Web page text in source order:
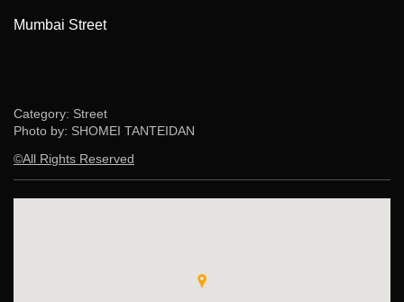
Mumbai Street
Category: Street
Photo by: SHOMEI TANTEIDAN
©All Rights Reserved